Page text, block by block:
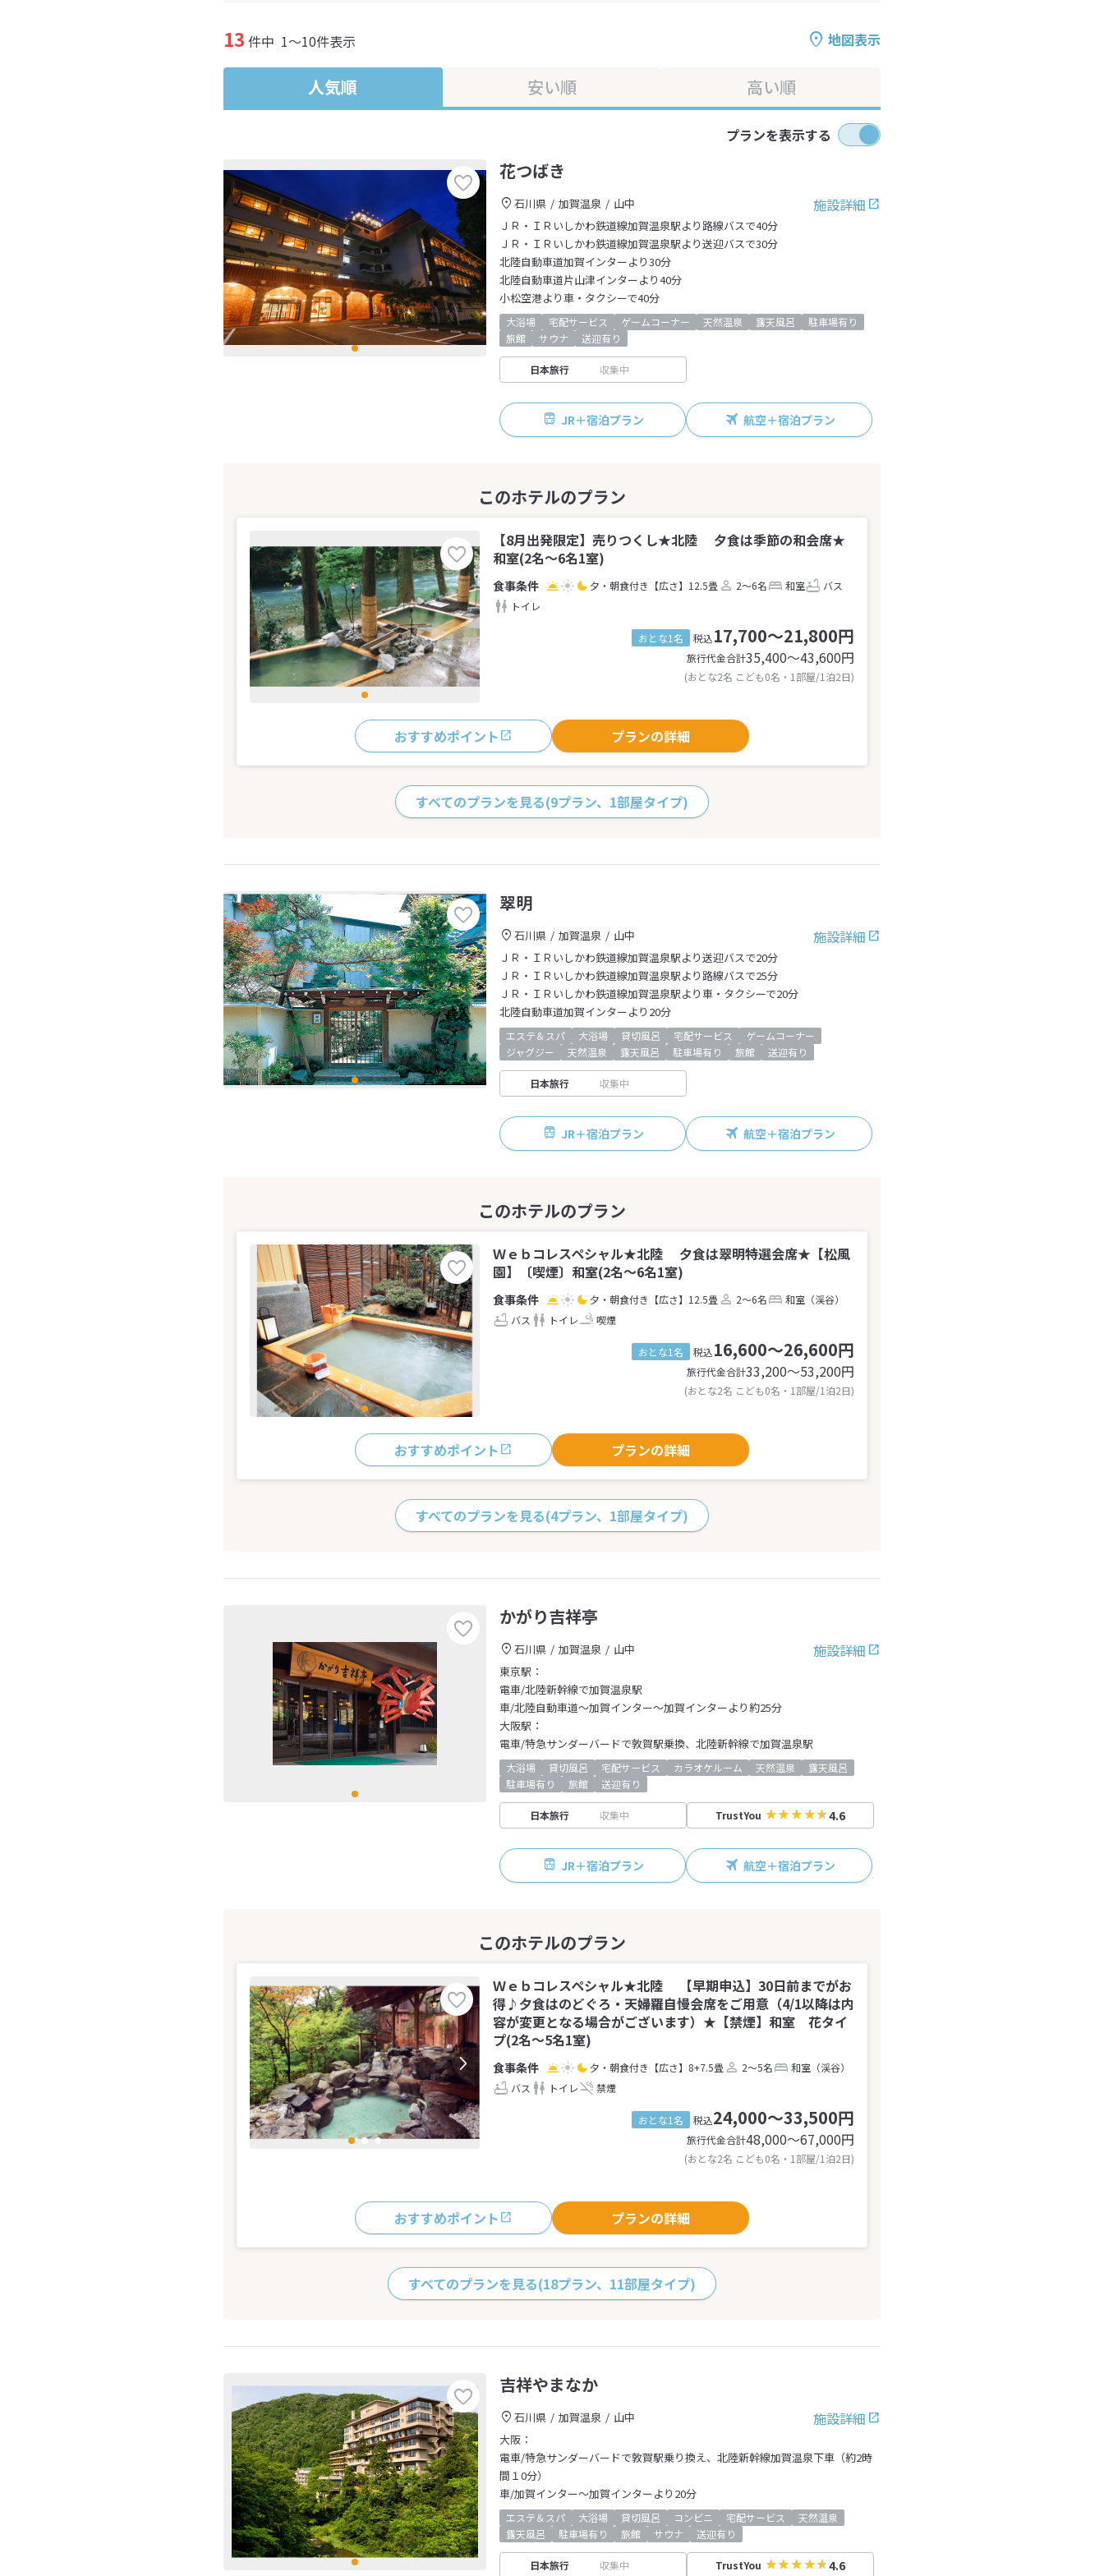
地図表示
13 件中 1～10件表示
人気順 安い順 高い順
プランを表示する
花つばき
施設詳細
石川県 加賀温泉
山中
ＪＲ・ＩＲいしかわ鉄道線加賀温泉駅より路線バスで40分
ＪＲ・ＩＲいしかわ鉄道線加賀温泉駅より送迎バスで30分
北陸自動車道加賀インターより30分
北陸自動車道片山津インターより40分
小松空港より車・タクシーで40分
大浴場 宅配サービス ゲームコーナー 天然温泉 露天風呂
駐車場有り
旅館
サウナ 送迎有り
日本旅行 収集中
JR＋宿泊プラン 航空＋宿泊プラン
【8月出発限定】売りつくし★北陸 夕食は季節の和会席★
和室(2名～6名1室)
夕・朝食付き 【広さ】12.5畳 2～6名 和室
バス
トイレ
おとな1名 税込17,700～21,800円
旅行代金合計35,400〜43,600円
(おとな2名 こども0名・1部屋/1泊2日)
おすすめポイント プランの詳細
すべてのプランを見る(9プラン、1部屋タイプ)
翠明
施設詳細
石川県 加賀温泉
山中
ＪＲ・ＩＲいしかわ鉄道線加賀温泉駅より送迎バスで20分
ＪＲ・ＩＲいしかわ鉄道線加賀温泉駅より路線バスで25分
ＪＲ・ＩＲいしかわ鉄道線加賀温泉駅より車・タクシーで20分
北陸自動車道加賀インターより20分
エステ＆スパ 大浴場 貸切風呂 宅配サービス
ゲームコーナー
ジャグジー
天然温泉 露天風呂 駐車場有り 旅館 送迎有り
日本旅行 収集中
JR＋宿泊プラン 航空＋宿泊プラン
Ｗｅｂコレスペシャル★北陸 夕食は翠明特選会席★【松風
園】〔喫煙〕和室(2名～6名1室)
夕・朝食付き 【広さ】12.5畳 2～6名
和室（渓谷）
バス
トイレ 喫煙
おとな1名 税込16,600～26,600円
旅行代金合計33,200〜53,200円
(おとな2名 こども0名・1部屋/1泊2日)
おすすめポイント プランの詳細
すべてのプランを見る(4プラン、1部屋タイプ)
かがり吉祥亭
施設詳細
石川県 加賀温泉
山中
東京駅：
電車/北陸新幹線で加賀温泉駅
車/北陸自動車道～加賀インター～加賀インターより約25分
大阪駅：
電車/特急サンダーバードで敦賀駅乗換、北陸新幹線で加賀温泉駅
大浴場 貸切風呂 宅配サービス カラオケルーム 天然温泉
露天風呂
駐車場有り
旅館 送迎有り
日本旅行 収集中 TrustYou 4.6
JR＋宿泊プラン 航空＋宿泊プラン
Ｗｅｂコレスペシャル★北陸 【早期申込】30日前までがお
得♪夕食はのどぐろ・天婦羅自慢会席をご用意（4/1以降は内
容が変更となる場合がございます）★【禁煙】和室 花タイ
プ(2名～5名1室)
夕・朝食付き 【広さ】8+7.5畳 2～5名
和室（渓谷）
バス
トイレ 禁煙
おとな1名 税込24,000～33,500円
旅行代金合計48,000〜67,000円
(おとな2名 こども0名・1部屋/1泊2日)
おすすめポイント プランの詳細
すべてのプランを見る(18プラン、11部屋タイプ)
吉祥やまなか
施設詳細
石川県 加賀温泉
山中
大阪：
電車/特急サンダーバードで敦賀駅乗り換え、北陸新幹線加賀温泉下車（約2時
間１0分）
車/加賀インター～加賀インターより20分
エステ＆スパ 大浴場 貸切風呂 コンビニ 宅配サービス
天然温泉
露天風呂
駐車場有り 旅館 サウナ 送迎有り
日本旅行 収集中 TrustYou 4.6